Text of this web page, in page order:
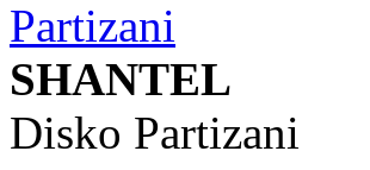
SHANTEL
Disko Partizani